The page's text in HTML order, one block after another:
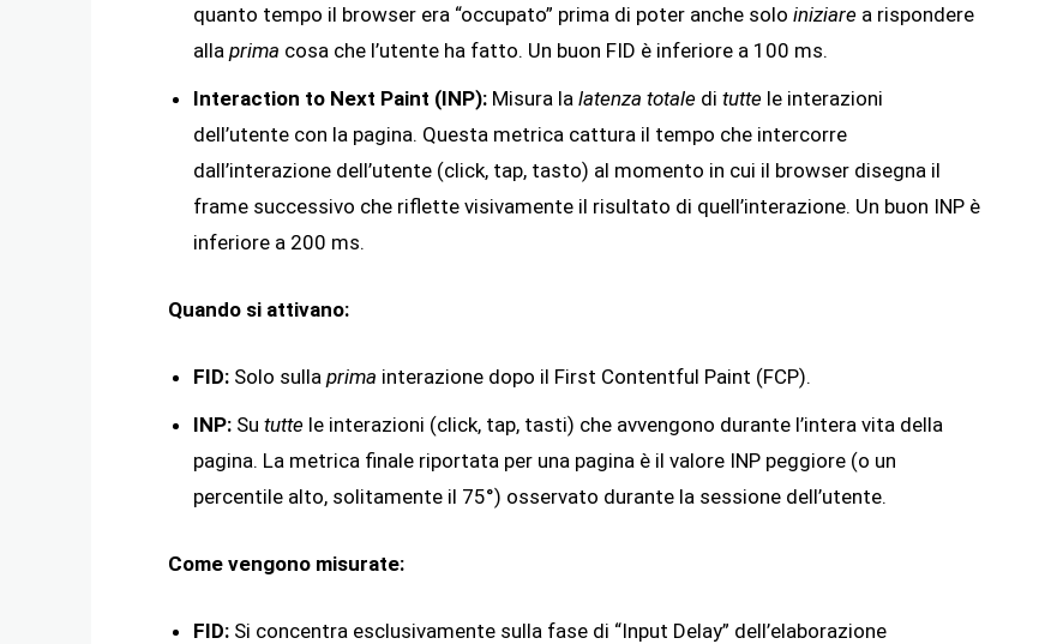
quanto tempo il browser era “occupato” prima di poter anche solo iniziare a rispondere
alla prima cosa che l’utente ha fatto. Un buon FID è inferiore a 100 ms.
Interaction to Next Paint (INP): Misura la latenza totale di tutte le interazioni
dell’utente con la pagina. Questa metrica cattura il tempo che intercorre
dall’interazione dell’utente (click, tap, tasto) al momento in cui il browser disegna il
frame successivo che riflette visivamente il risultato di quell’interazione. Un buon INP è
inferiore a 200 ms.
Quando si attivano:
FID: Solo sulla prima interazione dopo il First Contentful Paint (FCP).
INP: Su tutte le interazioni (click, tap, tasti) che avvengono durante l’intera vita della
pagina. La metrica finale riportata per una pagina è il valore INP peggiore (o un
percentile alto, solitamente il 75°) osservato durante la sessione dell’utente.
Come vengono misurate:
FID: Si concentra esclusivamente sulla fase di “Input Delay” dell’elaborazione